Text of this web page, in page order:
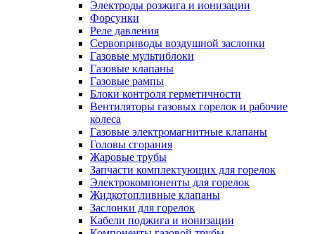
Электроды розжига и ионизации
Форсунки
Реле давления
Сервоприводы воздушной заслонки
Газовые мультиблоки
Газовые клапаны
Газовые рампы
Блоки контроля герметичности
Вентиляторы газовых горелок и рабочие
колеса
Газовые электромагнитные клапаны
Головы сгорания
Жаровые трубы
Запчасти комплектующих для горелок
Электрокомпоненты для горелок
Жидкотопливные клапаны
Заслонки для горелок
Кабели поджига и ионизации